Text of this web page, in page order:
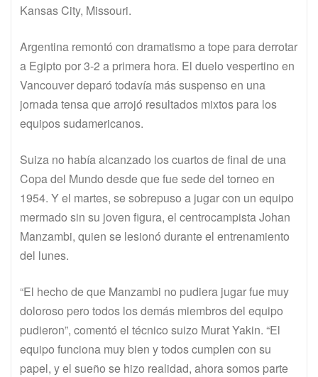
Kansas City, Missouri.
Argentina remontó con dramatismo a tope para derrotar
a Egipto por 3-2 a primera hora. El duelo vespertino en
Vancouver deparó todavía más suspenso en una
jornada tensa que arrojó resultados mixtos para los
equipos sudamericanos.
Suiza no había alcanzado los cuartos de final de una
Copa del Mundo desde que fue sede del torneo en
1954. Y el martes, se sobrepuso a jugar con un equipo
mermado sin su joven figura, el centrocampista Johan
Manzambi, quien se lesionó durante el entrenamiento
del lunes.
“El hecho de que Manzambi no pudiera jugar fue muy
doloroso pero todos los demás miembros del equipo
pudieron”, comentó el técnico suizo Murat Yakin. “El
equipo funciona muy bien y todos cumplen con su
papel, y el sueño se hizo realidad, ahora somos parte